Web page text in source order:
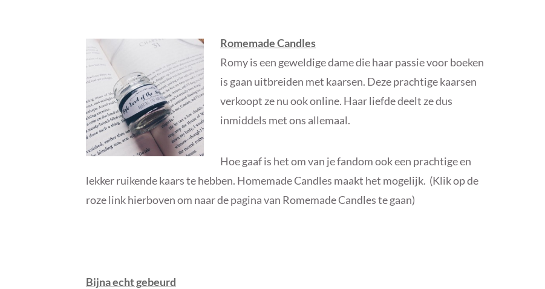
Romemade Candles
Romy is een geweldige dame die haar passie voor boeken
is gaan uitbreiden met kaarsen. Deze prachtige kaarsen
verkoopt ze nu ook online. Haar liefde deelt ze dus
inmiddels met ons allemaal.
Hoe gaaf is het om van je fandom ook een prachtige en
lekker ruikende kaars te hebben. Homemade Candles maakt het mogelijk. (Klik op de
roze link hierboven om naar de pagina van Romemade Candles te gaan)
Bijna echt gebeurd